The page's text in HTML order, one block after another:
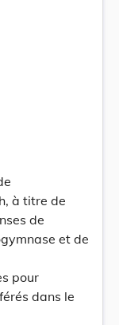
à titre de
de
et de
pour
dans le